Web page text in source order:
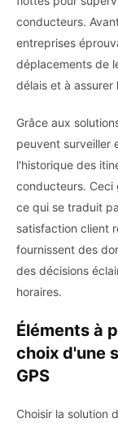
conducteurs.
entreprises
déplacements de
délais et à assurer
Grâce aux
peuvent surveiller
l'historique des
conducteurs. Ceci
ce qui se traduit
satisfaction client
fournissent des
des décisions
horaires.
Éléments à
choix d'une
GPS
Choisir la solution